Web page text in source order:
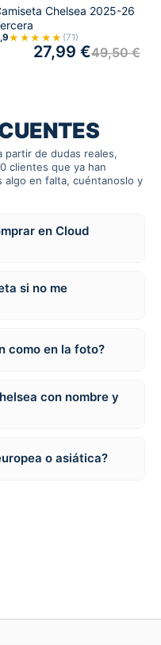
Chelsea 2025-26
★★★★★ (71)
49,50€
27,99 €
partir de dudas reales,
clientes que ya han
algo en falta, cuéntanoslo y
en Cloud
si no me
como en la foto?
con nombre y
o asiática?